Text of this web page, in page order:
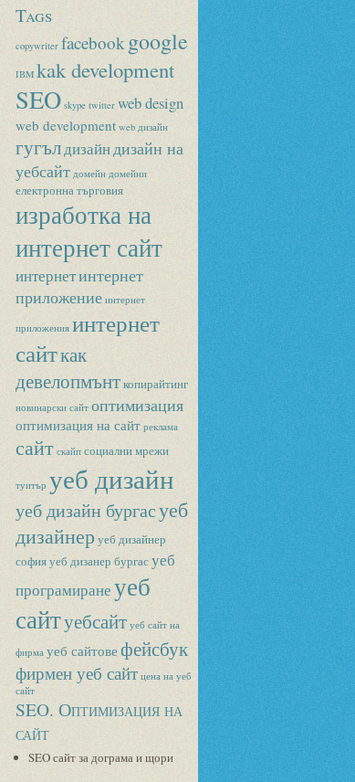
Tags
copywriter facebookgoogle
IBM kak development
SEO skype twitter web design
web development web дизайн
гугълдизайндизайн на
уебсайт домейн домейни
електронна търговия
изработка на
интернет сайт
интернетинтернет
приложение интернет
приложения интернет
сайткак
девелопмънткопирайтинг
новинарски сайт оптимизация
оптимизация на сайт реклама
сайт скайп социални мрежи
туитър уеб дизайн
уеб дизайн бургасуеб
дизайнеруеб дизайнер
софияуеб дизанер бургасуеб
програмиранеуеб
сайтуебсайт уеб сайт на
фирма уеб сайтове фейсбук
фирмен уеб сайт цена на уеб
сайт
SEO. Оптимизация на
сайт
SEO сайт за дограма и щори